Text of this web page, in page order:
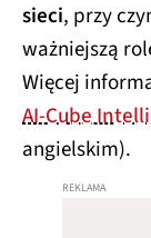
sieci, przy
ważniejszą
Więcej
AI-Cube
angielskim).